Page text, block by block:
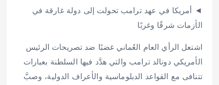
◄ أمريكا في عهد ترامب تحولت إلى دولة غارقة في
الأزمات شرقًا وغربًا
اشتعل الرأي العام العُماني غضبًا ضد تصريحات الرئيس
الأمريكي دونالد ترامب والتي هدَّد فيها السلطنة بعبارات
تتنافى مع القواعد الدبلوماسية والأعراف الدولية، وصبَّ